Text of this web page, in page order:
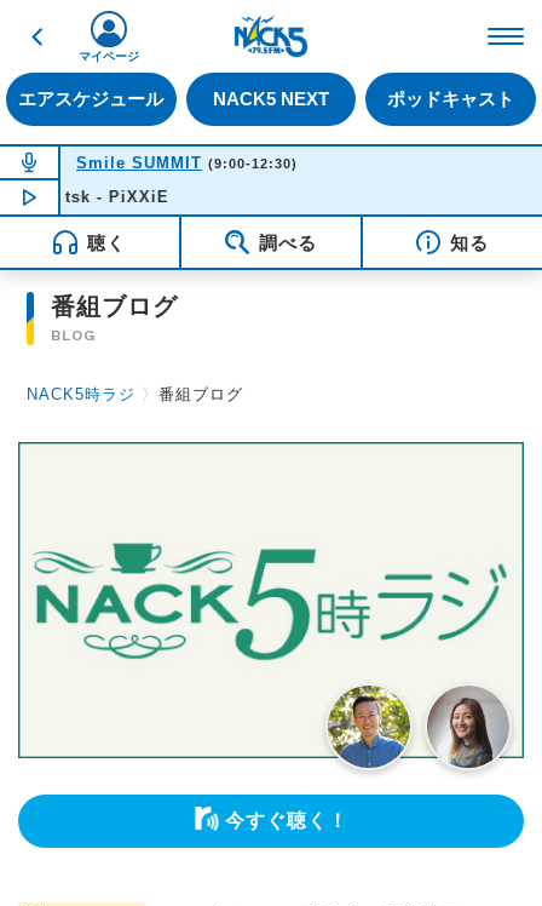
戻る
エアスケジュール NACK5 NEXT ポッドキャスト
マイページ
NOW ON AIR
Smile SUMMIT (9:00-12:30)
NOW PLAYING
tsk - PiXXiE
聴く 調べる 知る
番組ブログ
BLOG
NACK5時ラジ 〉番組ブログ
今すぐ聴く！